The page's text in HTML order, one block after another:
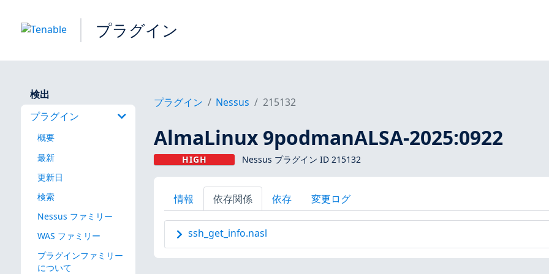
プラグイン
検出
プラグイン
概要
最新
更新日
検索
Nessus ファミリー
WAS ファミリー
プラグインファミリー
について
プラグイン Nessus 215132
AlmaLinux 9podmanALSA-2025:0922
HIGH Nessus プラグイン ID 215132
情報 依存関係 依存 変更ログ
ssh_get_info.nasl